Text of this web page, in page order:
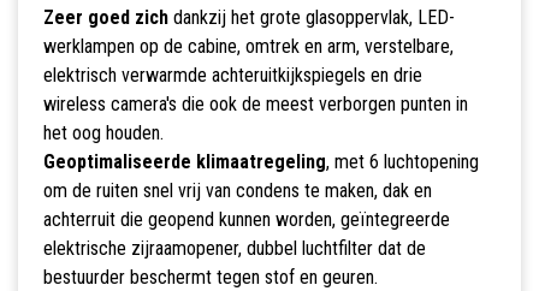
Zeer goed zichdankzij het grote glasoppervlak, LED-
werklampen op de cabine, omtrek en arm, verstelbare,
elektrisch verwarmde achteruitkijkspiegels en drie
wireless camera's die ook de meest verborgen punten in
het oog houden.
Geoptimaliseerde klimaatregeling, met 6 luchtopening
om de ruiten snel vrij van condens te maken, dak en
achterruit die geopend kunnen worden, geïntegreerde
elektrische zijraamopener, dubbel luchtfilter dat de
bestuurder beschermt tegen stof en geuren.